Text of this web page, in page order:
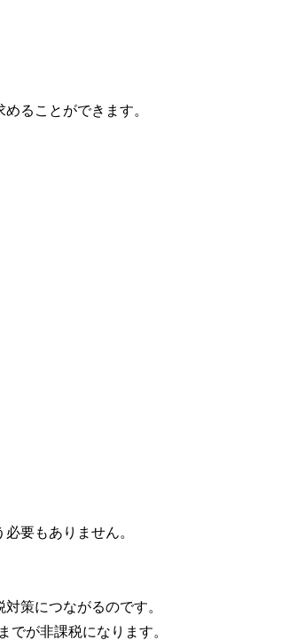
ることができます。
要もありません。
策につながるのです。
が非課税になります。